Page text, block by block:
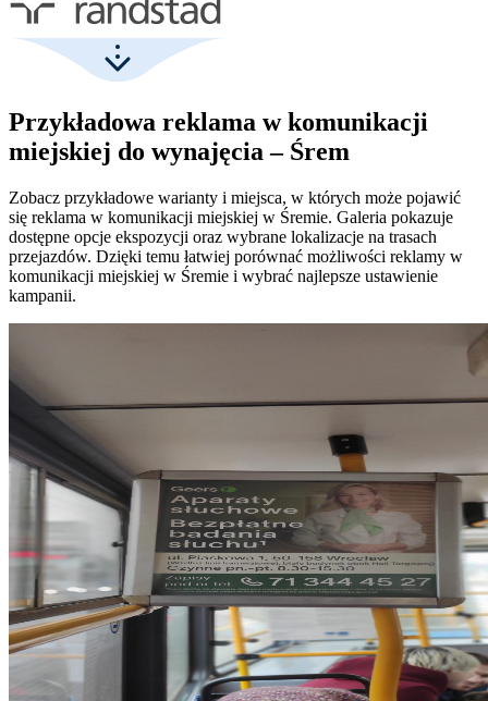
Przykładowa reklama w komunikacji
miejskiej do wynajęcia – Śrem
Zobacz przykładowe warianty i miejsca, w których może pojawić
się reklama w komunikacji miejskiej w Śremie. Galeria pokazuje
dostępne opcje ekspozycji oraz wybrane lokalizacje na trasach
przejazdów. Dzięki temu łatwiej porównać możliwości reklamy w
komunikacji miejskiej w Śremie i wybrać najlepsze ustawienie
kampanii.